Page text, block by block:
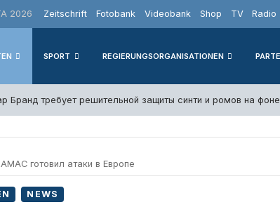
2026 Zeitschrift Fotobank Videobank Shop TV Radio
SPORT REGIERUNGSORGANISATIONEN
Бранд требует решительной защиты синти и ромов на
готовил атаки в Европе
NEWS